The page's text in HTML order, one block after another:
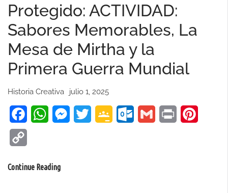
Protegido: ACTIVIDAD:
Sabores Memorables, La
Mesa de Mirtha y la
Primera Guerra Mundial
Historia Creativa julio 1, 2025
FacebookWhatsAppMessenger
Twitter Google Outlook.com
Gmail Print
Continue ReadingProtegido: